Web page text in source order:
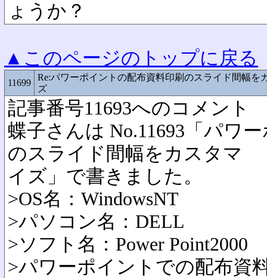
ょうか？
▲このページのトップに戻る
11699
Re:パワーポイントの配布資料印刷のスライド間幅を
ズ
記事番号11693へのコメント
蝶子さんは No.11693「パワ
のスライド間幅をカスタマ
イズ」で書きました。
>OS名：WindowsNT
>パソコン名：DELL
>ソフト名：Power Point2000
>パワーポイントでの配布資